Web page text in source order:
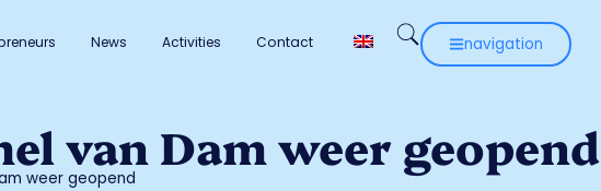
News Activities Contact navigation
van Dam weer geopend
weer geopend